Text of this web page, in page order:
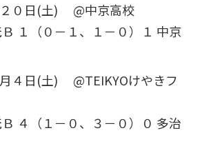
０日(土) @中京高校
１（０－１、１－０）１ 中京
４日(土) @TEIKYOけやきフ
４（１－０、３－０）０ 多治